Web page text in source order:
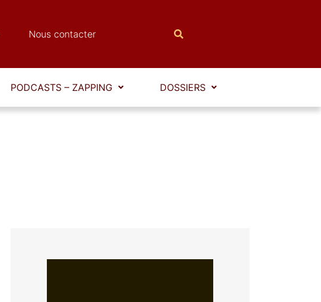
Nous contacter
PODCASTS – ZAPPING DOSSIERS